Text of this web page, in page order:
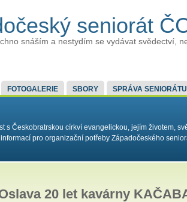
seniorát
snáším a nestydím se vydávat svědectví,
FOTOGALERIE SBORY SPRÁVA SENIORÁTU
s Českobratrskou církví evangelickou, jejím životem,
pro organizační potřeby Západočeského
20 let kavárny